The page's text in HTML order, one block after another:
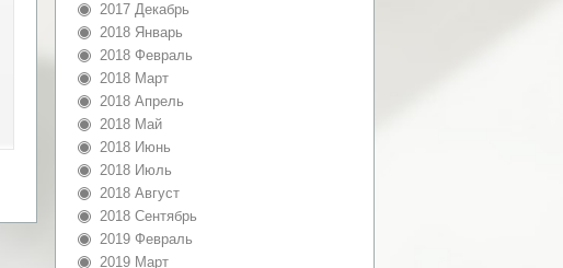
2017 Декабрь
2018 Январь
2018 Февраль
2018 Март
2018 Апрель
2018 Май
2018 Июнь
2018 Июль
2018 Август
2018 Сентябрь
2019 Февраль
2019 Март